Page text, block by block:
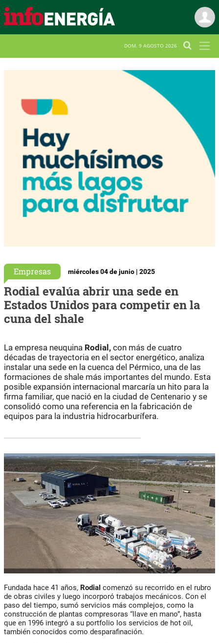
DOM. 9 AGOSTO 2026
Empresas miércoles 04 de junio | 2025
Rodial evalúa abrir una sede en
Estados Unidos para competir en la
cuna del shale
La empresa neuquina Rodial, con más de cuatro
décadas de trayectoria en el sector energético, analiza
instalar una sede en la cuenca del Pérmico, una de las
formaciones de shale más importantes del mundo. Esta
posible expansión internacional marcaría un hito para la
firma familiar, que nació en la ciudad de Centenario y se
consolidó como una referencia en la fabricación de
equipos para la industria hidrocarburífera.
Fundada hace 41 años, Rodial comenzó su recorrido en el rubro
de obras civiles y luego incorporó trabajos mecánicos. Con el
paso del tiempo, sumó servicios más complejos, como la
construcción de plantas compresoras “llave en mano”, hasta
que en 1996 integró a su portfolio los servicios de hot oil,
también conocidos como desparafinación.